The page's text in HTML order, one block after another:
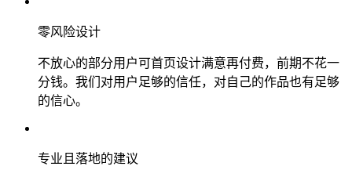
零风险设计
不放心的部分用户可首页设计满意再付费，前期不花一
分钱。我们对用户足够的信任，对自己的作品也有足够
的信心。
专业且落地的建议